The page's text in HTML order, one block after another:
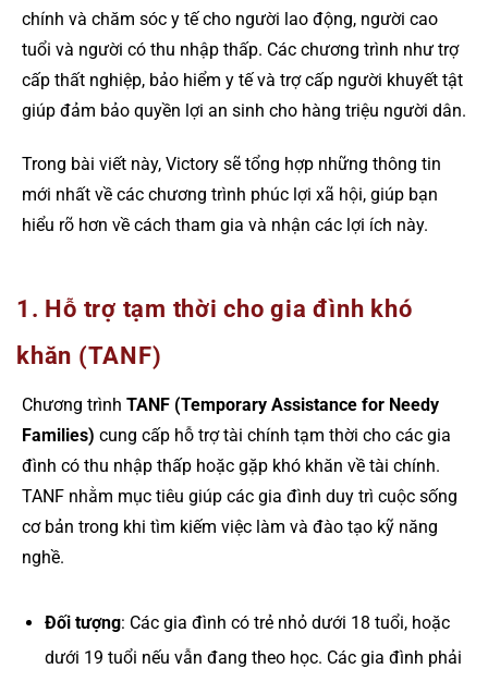
chính và chăm sóc y tế cho người lao động, người cao
tuổi và người có thu nhập thấp. Các chương trình như trợ
cấp thất nghiệp, bảo hiểm y tế và trợ cấp người khuyết tật
giúp đảm bảo quyền lợi an sinh cho hàng triệu người dân.
Trong bài viết này, Victory sẽ tổng hợp những thông tin
mới nhất về các chương trình phúc lợi xã hội, giúp bạn
hiểu rõ hơn về cách tham gia và nhận các lợi ích này.
1. Hỗ trợ tạm thời cho gia đình khó
khăn (TANF)
Chương trình TANF (Temporary Assistance for Needy
Families) cung cấp hỗ trợ tài chính tạm thời cho các gia
đình có thu nhập thấp hoặc gặp khó khăn về tài chính.
TANF nhằm mục tiêu giúp các gia đình duy trì cuộc sống
cơ bản trong khi tìm kiếm việc làm và đào tạo kỹ năng
nghề.
Đối tượng: Các gia đình có trẻ nhỏ dưới 18 tuổi, hoặc
dưới 19 tuổi nếu vẫn đang theo học. Các gia đình phải